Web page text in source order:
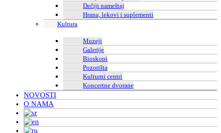
Dečiji nameštaj
Hrana, lekovi i suplementi
Kultura
Muzeji
Galerije
Bioskopi
Pozorišta
Kulturni centri
Koncertne dvorane
NOVOSTI
O NAMA